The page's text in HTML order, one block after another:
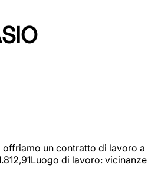
un contratto di lavoro a
di lavoro: